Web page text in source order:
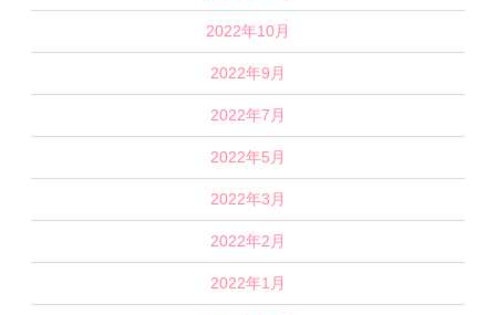
2022年10月
2022年9月
2022年7月
2022年5月
2022年3月
2022年2月
2022年1月